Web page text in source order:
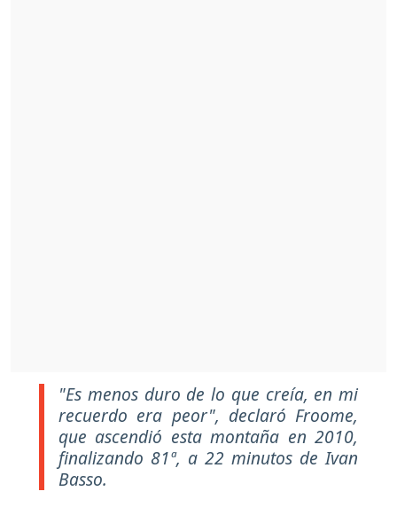
"Es menos duro de lo que creía, en mi
recuerdo era peor", declaró Froome,
que ascendió esta montaña en 2010,
finalizando 81ª, a 22 minutos de Ivan
Basso.